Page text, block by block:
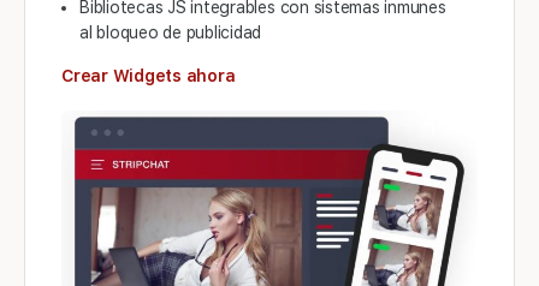
Bibliotecas JS integrables con sistemas inmunes
al bloqueo de publicidad
Crear Widgets ahora